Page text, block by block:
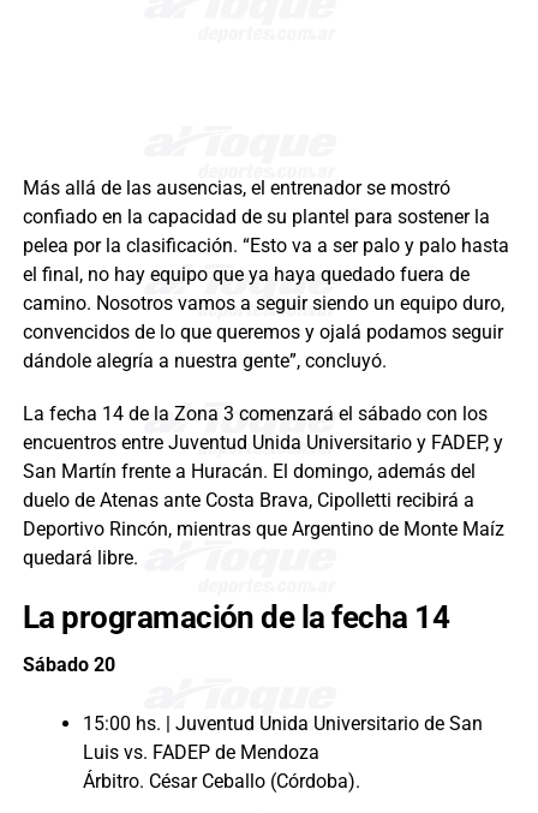
Más allá de las ausencias, el entrenador se mostró
confiado en la capacidad de su plantel para sostener la
pelea por la clasificación. “Esto va a ser palo y palo hasta
el final, no hay equipo que ya haya quedado fuera de
camino. Nosotros vamos a seguir siendo un equipo duro,
convencidos de lo que queremos y ojalá podamos seguir
dándole alegría a nuestra gente”, concluyó.
La fecha 14 de la Zona 3 comenzará el sábado con los
encuentros entre Juventud Unida Universitario y FADEP, y
San Martín frente a Huracán. El domingo, además del
duelo de Atenas ante Costa Brava, Cipolletti recibirá a
Deportivo Rincón, mientras que Argentino de Monte Maíz
quedará libre.
La programación de la fecha 14
Sábado 20
15:00 hs. | Juventud Unida Universitario de San
Luis vs. FADEP de Mendoza
Árbitro. César Ceballo (Córdoba).